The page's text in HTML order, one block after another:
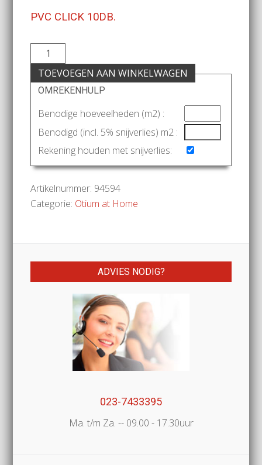
PVC CLICK 10DB.
TOEVOEGEN AAN WINKELWAGEN
OMREKENHULP
Benodige hoeveelheden (m2) :
Benodigd (incl. 5% snijverlies) m2 :
Rekening houden met snijverlies:
Artikelnummer: 94594
Categorie: Otium at Home
ADVIES NODIG?
023-7433395
Ma. t/m Za. -- 09.00 - 17.30uur